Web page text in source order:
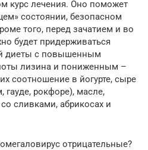
курс лечения. Оно поможет
состоянии, безопасном
того, перед зачатием и во
будет придерживаться
диеты с повышенным
лизина и пониженным –
соотношение в йогурте, сыре
рокфоре), масле,
сливками, абрикосах и
отрицательные?